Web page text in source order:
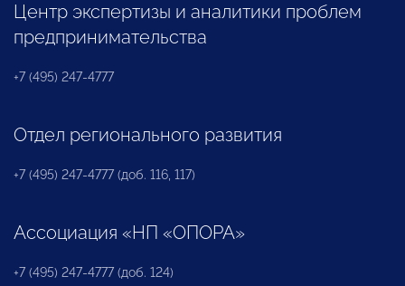
Центр экспертизы и аналитики проблем
предпринимательства
+7 (495) 247-4777
Отдел регионального развития
+7 (495) 247-4777 (доб. 116, 117)
Ассоциация «НП «ОПОРА»
+7 (495) 247-4777 (доб. 124)